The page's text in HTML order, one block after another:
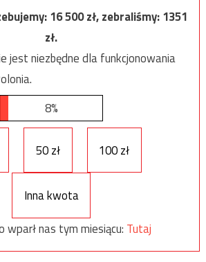
16 500zł, zebraliśmy:1351
zł.
jest niezbędne dla funkcjonowania
8%
50 zł 100 zł
Inna kwota
wparł nas tym miesiącu: Tutaj